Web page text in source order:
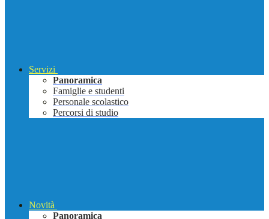
Servizi
Panoramica
Famiglie e studenti
Personale scolastico
Percorsi di studio
Novità
Panoramica